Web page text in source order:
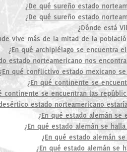
¿De qué sureño estado
¿De qué sureño estado
¿Dónde está
vive más de la mitad de la
¿En qué archipiélago se encuentra
estado norteamericano nos
¿En qué conflictivo estado mexicano
¿En qué continente se
continente se encuentran las
estado norteamericano
¿En qué estado alemán se
¿En qué estado alemán se
¿En qué estado alemán
¿En qué estado alemán se